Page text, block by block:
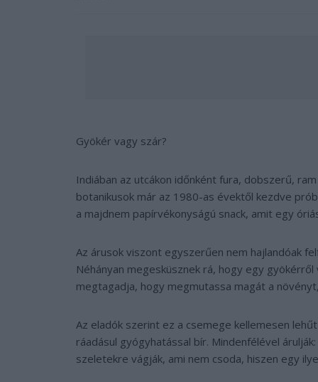
Gyökér vagy szár?
Indiában az utcákon időnként fura, dobszerű,
botanikusok már az 1980-as évektől kezdve
a majdnem papírvékonyságú snack, amit egy
Az árusok viszont egyszerűen nem hajlandóak
Néhányan megesküsznek rá, hogy egy
megtagadja, hogy megmutassa magát a
Az eladók szerint ez a csemege kellemesen
ráadásul gyógyhatással bír. Mindenfélével
szeletekre vágják, ami nem csoda, hiszen egy